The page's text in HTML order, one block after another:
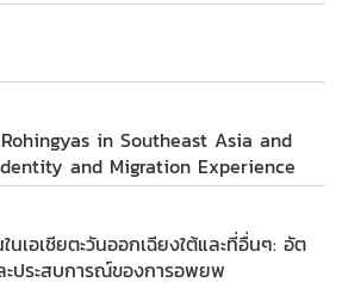
in Southeast Asia and
and Migration Experience
เอเชียตะวันออกเฉียงใต้และที่อื่นๆ: อัต
ประสบการณ์ของการอพยพ